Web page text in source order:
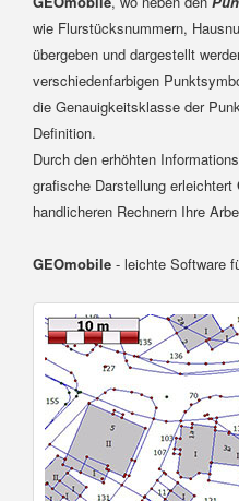
wie Flurstücksnummern,
übergeben und dargestellt
verschiedenfarbigen
die Genauigkeitsklasse der
Definition.
Durch den erhöhten
grafische Darstellung erleichtert
handlicheren Rechnern Ihre
GEOmobile - leichte Software